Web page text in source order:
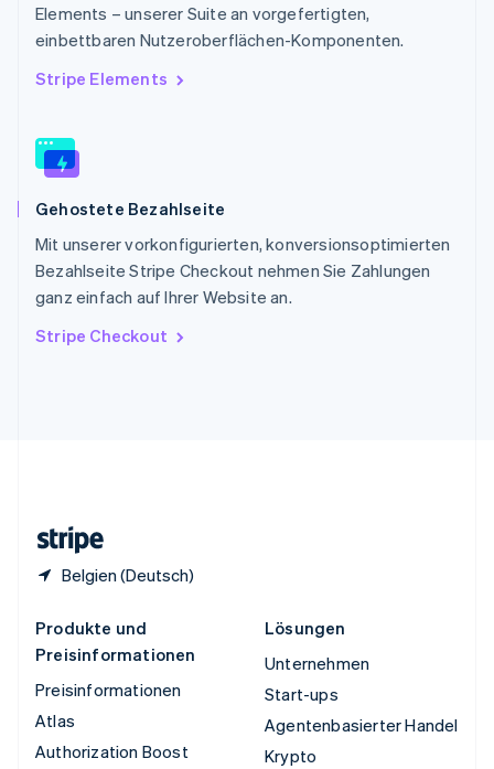
Elements – unserer Suite an vorgefertigten,
einbettbaren Nutzeroberflächen-Komponenten.
Stripe Elements
Gehostete Bezahlseite
Mit unserer vorkonfigurierten, konversionsoptimierten
Bezahlseite Stripe Checkout nehmen Sie Zahlungen
ganz einfach auf Ihrer Website an.
Stripe Checkout
Belgien (Deutsch)
Slowakei
English
Slowenien
China
English
Español English
ไทย English
Tschechische Republik
English
English
Produkte und
Preisinformationen
Preisinformationen
Atlas
Authorization Boost
Lösungen
Unternehmen
Start-ups
Agentenbasierter Handel
Krypto